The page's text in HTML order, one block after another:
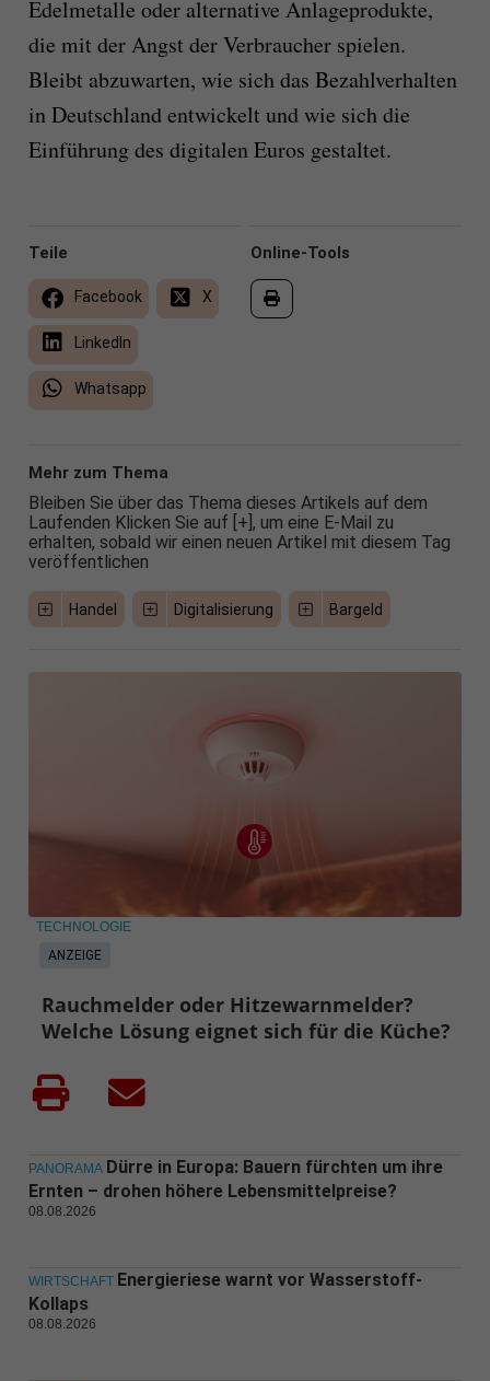
Edelmetalle oder alternative Anlageprodukte,
die mit der Angst der Verbraucher spielen.
Bleibt abzuwarten, wie sich das Bezahlverhalten
in Deutschland entwickelt und wie sich die
Einführung des digitalen Euros gestaltet.
Online-Tools
Teile
Facebook X
LinkedIn
Whatsapp
Mehr zum Thema
Bleiben Sie über das Thema dieses Artikels auf dem
Laufenden Klicken Sie auf [+], um eine E-Mail zu
erhalten, sobald wir einen neuen Artikel mit diesem Tag
veröffentlichen
Handel Digitalisierung Bargeld
ANZEIGE
TECHNOLOGIE
Rauchmelder oder Hitzewarnmelder?
Welche Lösung eignet sich für die Küche?
PANORAMA Dürre in Europa: Bauern fürchten um ihre
Ernten – drohen höhere Lebensmittelpreise?
08.08.2026
WIRTSCHAFT Energieriese warnt vor Wasserstoff-
Kollaps
08.08.2026